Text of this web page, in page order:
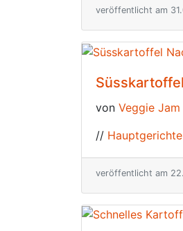
veröffentlicht am
von Veggie Jam
// Hauptgerichte
veröffentlicht am